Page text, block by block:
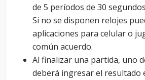
de 5 períodos de 30
Si no se disponen relojes
aplicaciones para celular o
común acuerdo.
Al finalizar una partida, uno
deberá ingresar el resultado